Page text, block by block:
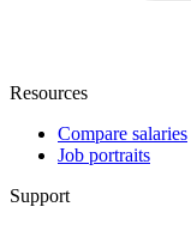
Resources
Compare salaries
Job portraits
Support